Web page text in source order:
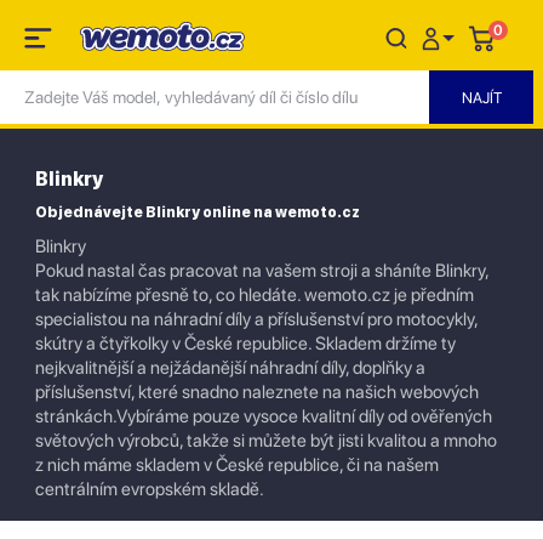
0
Blinkry
Objednávejte Blinkry online na wemoto.cz
Blinkry
Pokud nastal čas pracovat na vašem stroji a sháníte Blinkry,
tak nabízíme přesně to, co hledáte. wemoto.cz je předním
specialistou na náhradní díly a příslušenství pro motocykly,
skútry a čtyřkolky v České republice. Skladem držíme ty
nejkvalitnější a nejžádanější náhradní díly, doplňky a
příslušenství, které snadno naleznete na našich webových
stránkách.Vybíráme pouze vysoce kvalitní díly od ověřených
světových výrobců, takže si můžete být jisti kvalitou a mnoho
z nich máme skladem v České republice, či na našem
centrálním evropském skladě.